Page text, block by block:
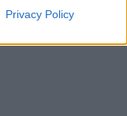
Privacy Policy